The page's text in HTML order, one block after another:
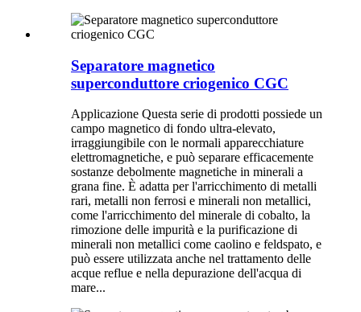
Separatore magnetico
superconduttore criogenico CGC
Applicazione Questa serie di prodotti possiede un
campo magnetico di fondo ultra-elevato,
irraggiungibile con le normali apparecchiature
elettromagnetiche, e può separare efficacemente
sostanze debolmente magnetiche in minerali a
grana fine. È adatta per l'arricchimento di metalli
rari, metalli non ferrosi e minerali non metallici,
come l'arricchimento del minerale di cobalto, la
rimozione delle impurità e la purificazione di
minerali non metallici come caolino e feldspato, e
può essere utilizzata anche nel trattamento delle
acque reflue e nella depurazione dell'acqua di
mare...